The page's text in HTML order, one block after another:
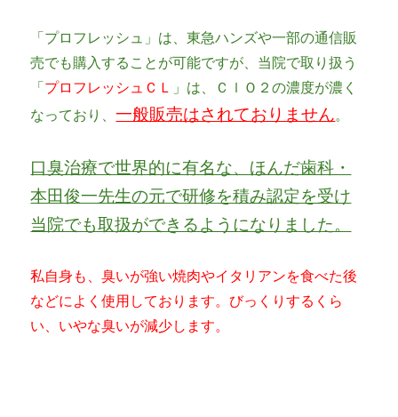
「プロフレッシュ」は、東急ハンズや一部の通信販
売でも購入することが可能ですが、当院で取り扱う
「 プロフレッシュＣＬ 」は、ＣｌＯ２の濃度が濃く
なっており、一般販売はされておりません。
口臭治療で世界的に有名な、ほんだ歯科・
本田俊一先生の元で研修を積み認定を受け
当院でも取扱ができるようになりました。
私自身も、臭いが強い焼肉やイタリアンを食べた後
などによく使用しております。びっくりするくら
い、いやな臭いが減少します。